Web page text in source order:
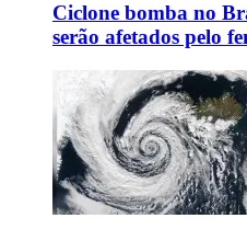
Ciclone bomba no
serão afetados pelo